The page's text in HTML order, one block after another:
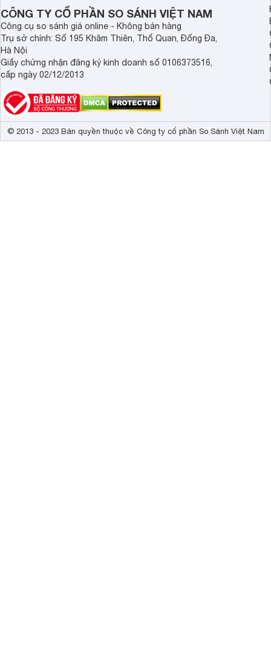
bát cao cấp.
CÔNG TY CỔ PHẦN SO SÁNH VIỆT NAM
Công cụ so sánh giá online - Không bán hàng
Trụ sở chính: Số 195 Khâm Thiên, Thổ Quan, Đống Đa,
Hà Nội
Giấy chứng nhận đăng ký kinh doanh số 0106373516,
cấp ngày 02/12/2013
© 2013 - 2023 Bản quyền thuộc về Công ty cổ phần So Sánh Việt Nam